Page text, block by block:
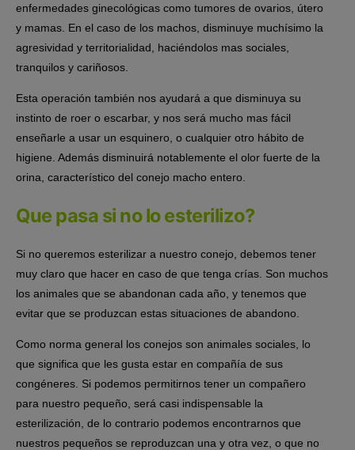
enfermedades ginecológicas como tumores de ovarios, útero
y mamas. En el caso de los machos, disminuye muchísimo la
agresividad y territorialidad, haciéndolos mas sociales,
tranquilos y cariñosos.
Esta operación también nos ayudará a que disminuya su
instinto de roer o escarbar, y nos será mucho mas fácil
enseñarle a usar un esquinero, o cualquier otro hábito de
higiene. Además disminuirá notablemente el olor fuerte de la
orina, característico del conejo macho entero.
Que pasa si no lo esterilizo?
Si no queremos esterilizar a nuestro conejo, debemos tener
muy claro que hacer en caso de que tenga crías. Son muchos
los animales que se abandonan cada año, y tenemos que
evitar que se produzcan estas situaciones de abandono.
Como norma general los conejos son animales sociales, lo
que significa que les gusta estar en compañía de sus
congéneres. Si podemos permitirnos tener un compañero
para nuestro pequeño, será casi indispensable la
esterilización, de lo contrario podemos encontrarnos que
nuestros pequeños se reproduzcan una y otra vez, o que no